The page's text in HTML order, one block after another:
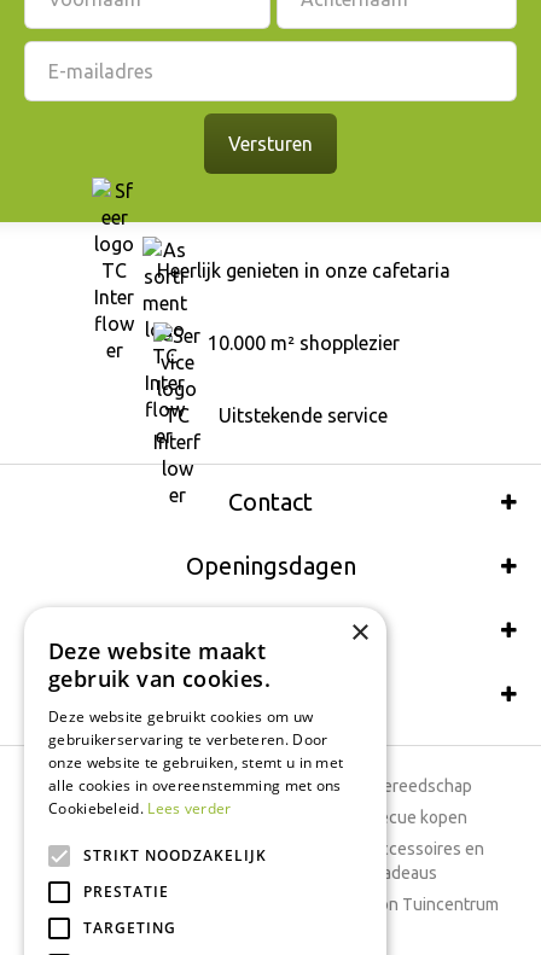
Heerlijk genieten in onze cafetaria
10.000 m² shopplezier
Uitstekende service
Contact
Openingsdagen
Wij accepteren ook:
Schrijf een recensie
Tuincentrum
Dierenwinkel
Tuinplanten
Tuingereedschap
Barbecue kopen
Woonaccessoires en
cadeaus
Cadeaubon Tuincentrum
Kamerplanten
×
Deze website maakt
gebruik van cookies.
Deze website gebruikt cookies om uw
gebruikerservaring te verbeteren. Door
onze website te gebruiken, stemt u in met
alle cookies in overeenstemming met ons
Cookiebeleid. Lees verder
STRIKT NOODZAKELIJK
PRESTATIE
TARGETING